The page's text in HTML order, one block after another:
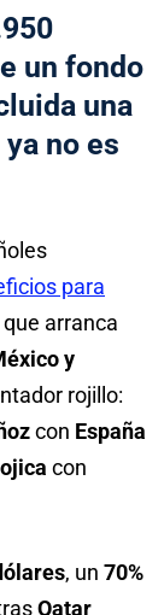
un fondo
una
no es
para
que arranca
y
rojillo:
con España
con
, un 70%
Qatar